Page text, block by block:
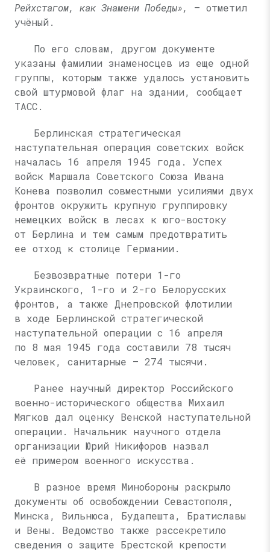
Рейхстагом, как Знамени Победы»,
— отметил
учёный.
По его словам, другом документе
указаны фамилии знаменосцев из еще одной
группы, которым также удалось установить
свой штурмовой флаг на здании, сообщает
ТАСС.
Берлинская стратегическая
наступательная операция советских войск
началась 16 апреля 1945 года. Успех
войск Маршала Советского Союза Ивана
Конева позволил совместными усилиями двух
фронтов окружить крупную группировку
немецких войск в лесах к юго-востоку
от Берлина и тем самым предотвратить
ее отход к столице Германии.
Безвозвратные потери 1-го
Украинского, 1-го и 2-го Белорусских
фронтов, а также Днепровской флотилии
в ходе Берлинской стратегической
наступательной операции с 16 апреля
по 8 мая 1945 года составили 78 тысяч
человек, санитарные — 274 тысячи.
Ранее научный директор Российского
военно-исторического общества Михаил
Мягков дал оценку Венской наступательной
операции. Начальник научного отдела
организации Юрий Никифоров назвал
её примером военного искусства.
В разное время Минобороны раскрыло
документы об освобождении Севастополя,
Минска, Вильнюса, Будапешта, Братиславы
и Вены. Ведомство также рассекретило
сведения о защите Брестской крепости